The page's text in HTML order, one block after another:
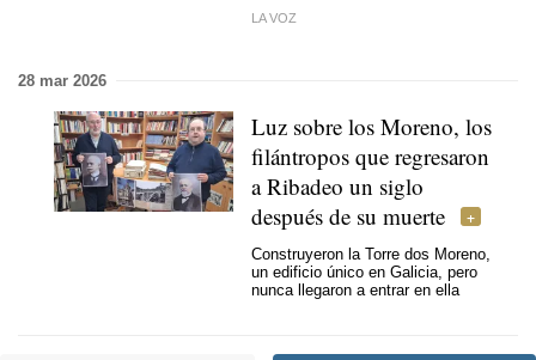
LA VOZ
28 mar 2026
Luz sobre los Moreno, los
filántropos que regresaron
a Ribadeo un siglo
después de su muerte
Construyeron la Torre dos Moreno,
un edificio único en Galicia, pero
nunca llegaron a entrar en ella